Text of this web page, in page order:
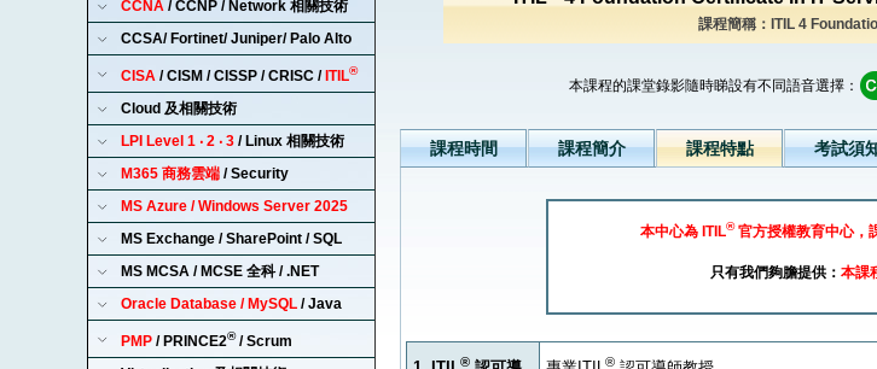
CCNA / CCNP / Network 相關技術
CCSA/ Fortinet/ Juniper/ Palo Alto
CISA / CISM / CISSP / CRISC / ITIL®
Cloud 及相關技術
LPI Level 1 ‧ 2 ‧ 3 / Linux 相關技術
M365 商務雲端 / Security
MS Azure / Windows Server 2025
MS Exchange / SharePoint / SQL
MS MCSA / MCSE 全科 / .NET
Oracle Database / MySQL / Java
PMP / PRINCE2®/ Scrum
課程簡稱：ITIL 4
本課程的課堂錄影隨時睇設有不同語音選擇：
課程時間 課程簡介 課程特點 考試須
本中心為 ITIL®官方授權教育中心，
只有我們夠膽提供： 本課
® ®